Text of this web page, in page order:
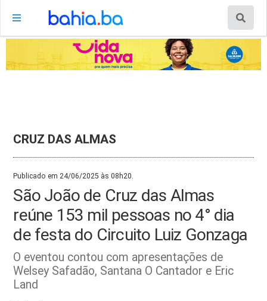
CRUZ DAS ALMAS
Publicado em 24/06/2025 às 08h20.
São João de Cruz das Almas
reúne 153 mil pessoas no 4° dia
de festa do Circuito Luiz Gonzaga
O eventou contou com apresentações de
Welsey Safadão, Santana O Cantador e Eric
Land